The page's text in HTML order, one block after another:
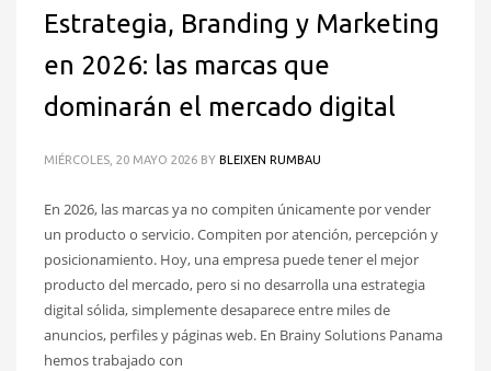
Estrategia, Branding y Marketing
en 2026: las marcas que
dominarán el mercado digital
MIÉRCOLES, 20 MAYO 2026 BY BLEIXEN RUMBAU
En 2026, las marcas ya no compiten únicamente por vender
un producto o servicio. Compiten por atención, percepción y
posicionamiento. Hoy, una empresa puede tener el mejor
producto del mercado, pero si no desarrolla una estrategia
digital sólida, simplemente desaparece entre miles de
anuncios, perfiles y páginas web. En Brainy Solutions Panama
hemos trabajado con